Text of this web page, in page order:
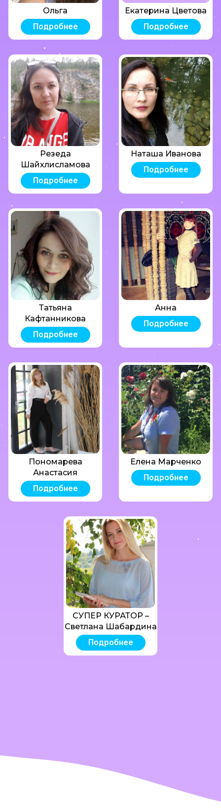
Ольга
Подробнее
Екатерина Цветова
Подробнее
Резеда
Шайхлисламова
Подробнее
Наташа Иванова
Подробнее
Татьяна
Кафтанникова
Подробнее
Анна
Подробнее
Пономарева
Анастасия
Подробнее
Елена Марченко
Подробнее
СУПЕР КУРАТОР –
Светлана Шабардина
Подробнее